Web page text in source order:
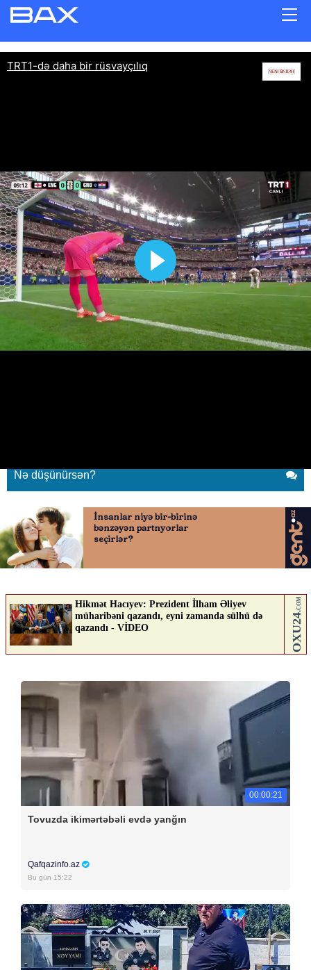
TRT1-də daha bir rüsvayçılıq
Nə düşünürsən?
00:00:21
Tovuzda ikimərtəbəli evdə yanğın
Qafqazinfo.az
Bu gün 15:22